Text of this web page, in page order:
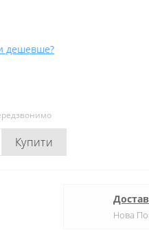
дешевше?
Купити
Нова